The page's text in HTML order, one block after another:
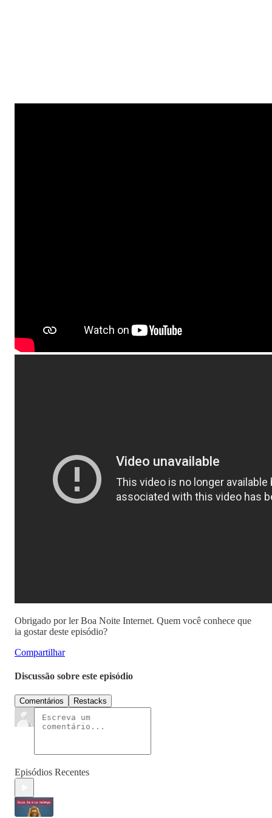
Obrigado por ler Boa Noite Internet. Quem você conhece que
ia gostar deste episódio?
Compartilhar
Discussão sobre este episódio
Comentários Restacks
Episódios Recentes